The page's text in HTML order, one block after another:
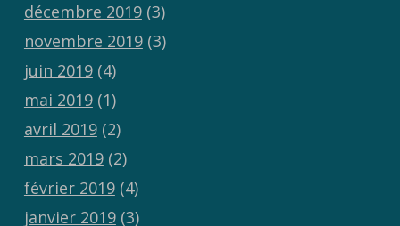
décembre 2019(3)
novembre 2019(3)
juin 2019(4)
mai 2019(1)
avril 2019(2)
mars 2019(2)
février 2019(4)
janvier 2019(3)